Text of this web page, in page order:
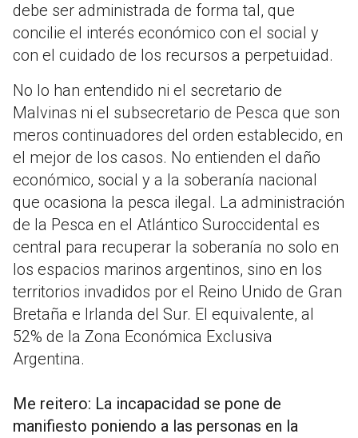
debe ser administrada de forma tal, que
concilie el interés económico con el social y
con el cuidado de los recursos a perpetuidad.
No lo han entendido ni el secretario de
Malvinas ni el subsecretario de Pesca que son
meros continuadores del orden establecido, en
el mejor de los casos. No entienden el daño
económico, social y a la soberanía nacional
que ocasiona la pesca ilegal. La administración
de la Pesca en el Atlántico Suroccidental es
central para recuperar la soberanía no solo en
los espacios marinos argentinos, sino en los
territorios invadidos por el Reino Unido de Gran
Bretaña e Irlanda del Sur. El equivalente, al
52% de la Zona Económica Exclusiva
Argentina.
Me reitero: La incapacidad se pone de
manifiesto poniendo a las personas en la